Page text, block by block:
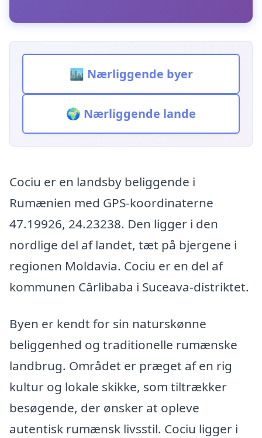
🏙️ Nærliggende byer
🌍 Nærliggende lande
Cociu er en landsby beliggende i
Rumænien med GPS-koordinaterne
47.19926, 24.23238. Den ligger i den
nordlige del af landet, tæt på bjergene i
regionen Moldavia. Cociu er en del af
kommunen Cârlibaba i Suceava-distriktet.
Byen er kendt for sin naturskønne
beliggenhed og traditionelle rumænske
landbrug. Området er præget af en rig
kultur og lokale skikke, som tiltrækker
besøgende, der ønsker at opleve
autentisk rumænsk livsstil. Cociu ligger i